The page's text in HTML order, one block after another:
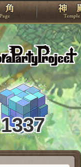
TOP
1337